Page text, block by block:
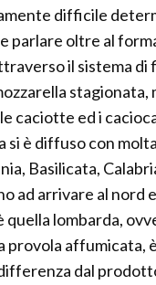
difficile
oltre al
il sistema di
caciotte ed i
si è diffuso con
Basilicata,
ad arrivare al nord
lombarda,
affumicata,
dal